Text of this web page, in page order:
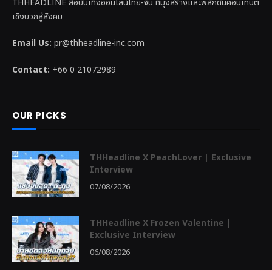
THHEADLINE สื่อบันเทิงออนไลน์ไทย-จีน ที่มุ่งสร้างและพลักดันคอนเทนต์
เชิงบวกสู่สังคม
Email Us: pr@thheadline-inc.com
Contact: +66 0 21072989
OUR PICKS
THHeadline X PeachLover | Exclusive
Interview
07/08/2026
THHeadline X Frozen Valentine |
Exclusive Interview
06/08/2026